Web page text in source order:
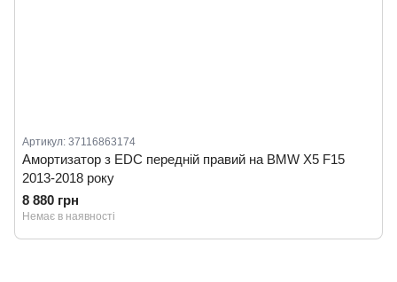
Артикул: 37116863174
Амортизатор з EDC передній правий на BMW X5 F15
2013-2018 року
8 880 грн
Немає в наявності